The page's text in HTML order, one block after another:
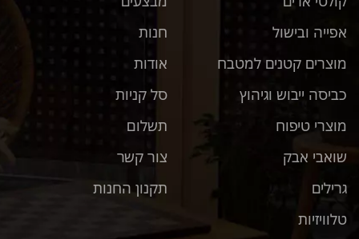
חנות
אודות
סל קניות
תשלום
צור קשר
תקנון החנות
אפייה ובישול
מוצרים קטנים למטבח
כביסה ייבוש וגיהוץ
מוצרי טיפוח
שואבי אבק
גרילים
טלוויזיות